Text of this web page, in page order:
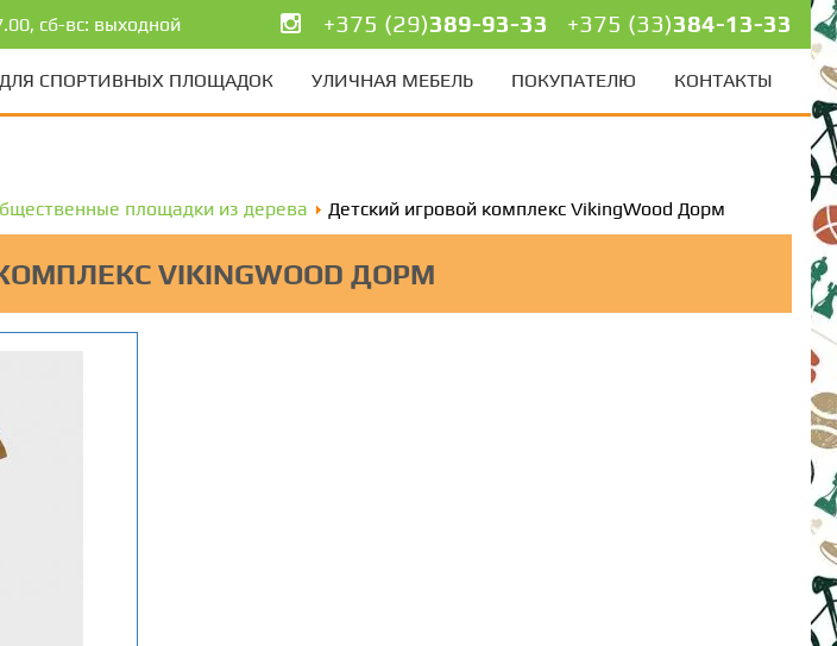
сб-вс: выходной +375 (29)389-93-33 +375 (33)384-13-33
ДЛЯ СПОРТИВНЫХ ПЛОЩАДОК УЛИЧНАЯ МЕБЕЛЬ ПОКУПАТЕЛЮ КОНТАКТЫ
площадки из дерева Детский игровой комплекс VikingWood Дорм
VIKINGWOOD ДОРМ